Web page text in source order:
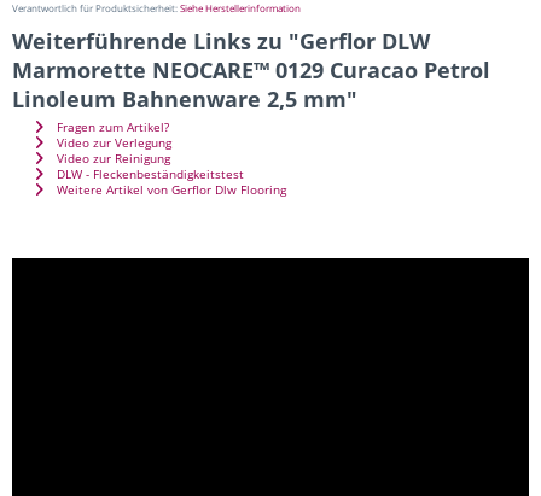
Verantwortlich für Produktsicherheit:Siehe Herstellerinformation
Weiterführende Links zu "Gerflor DLW
Marmorette NEOCARE™ 0129 Curacao Petrol
Linoleum Bahnenware 2,5 mm"
Fragen zum Artikel?
Video zur Verlegung
Video zur Reinigung
DLW - Fleckenbeständigkeitstest
Weitere Artikel von Gerflor Dlw Flooring